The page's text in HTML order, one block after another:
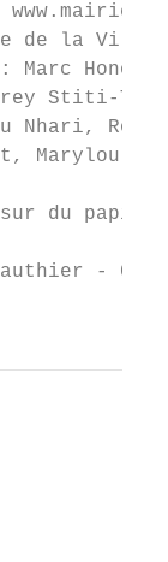
de la
:
Stiti-
Nhari,
Marylou
du papier
Gauthier - 06